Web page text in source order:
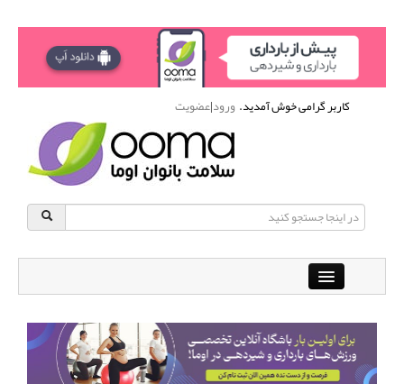
کاربر گرامی خوش آمدید.ورود|عضویت
باشگاه آنلاین ورزشی اوما
دانشنامه سلامت بانوان پرسش و پاسخ